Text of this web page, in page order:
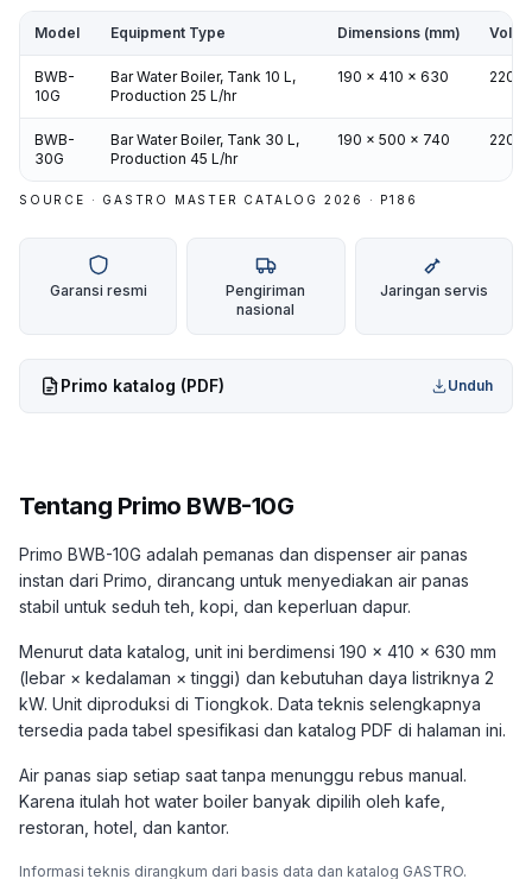
Model Equipment Type Dimensions (mm)
BWB-
10G
Bar Water Boiler, Tank 10 L,
Production 25 L/hr
190 x 410 x 630 220/
BWB-
30G
Bar Water Boiler, Tank 30 L,
Production 45 L/hr
190 x 500 x 740 220/
SOURCE · GASTRO MASTER CATALOG 2026 · P186
Garansi resmi
Pengiriman
nasional
Jaringan servis
Primo katalog (PDF) Unduh
Tentang Primo BWB-10G
Primo BWB-10G adalah pemanas dan dispenser air panas
instan dari Primo, dirancang untuk menyediakan air panas
stabil untuk seduh teh, kopi, dan keperluan dapur.
Menurut data katalog, unit ini berdimensi 190 × 410 × 630 mm
(lebar × kedalaman × tinggi) dan kebutuhan daya listriknya 2
kW. Unit diproduksi di Tiongkok. Data teknis selengkapnya
tersedia pada tabel spesifikasi dan katalog PDF di halaman ini.
Air panas siap setiap saat tanpa menunggu rebus manual.
Karena itulah hot water boiler banyak dipilih oleh kafe,
restoran, hotel, dan kantor.
Informasi teknis dirangkum dari basis data dan katalog GASTRO.